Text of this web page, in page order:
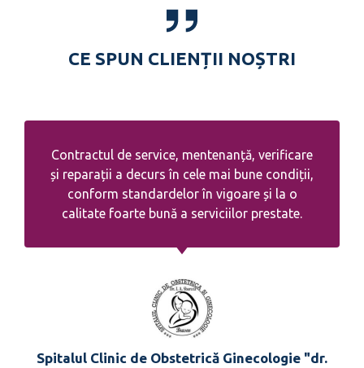
CE SPUN CLIENȚII NOȘTRI
Contractul de service, mentenanță, verificare
și reparații a decurs în cele mai bune condiții,
conform standardelor în vigoare și la o
calitate foarte bună a serviciilor prestate.
Spitalul Clinic de Obstetrică Ginecologie "dr.